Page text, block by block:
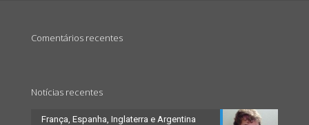
Comentários recentes
Notícias recentes
França, Espanha, Inglaterra e Argentina